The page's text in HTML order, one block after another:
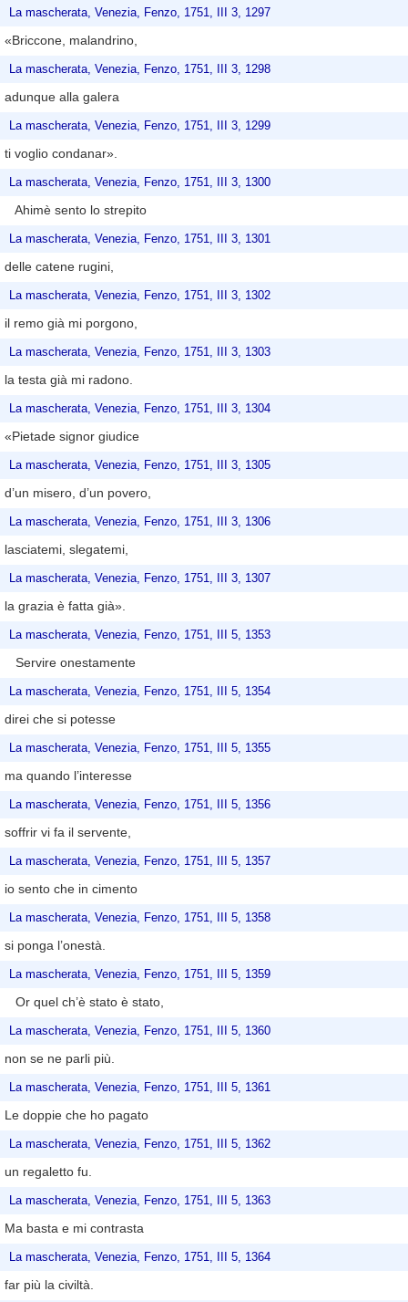
La mascherata, Venezia, Fenzo, 1751, III 3, 1297
«Briccone, malandrino,
La mascherata, Venezia, Fenzo, 1751, III 3, 1298
adunque alla galera
La mascherata, Venezia, Fenzo, 1751, III 3, 1299
ti voglio condanar».
La mascherata, Venezia, Fenzo, 1751, III 3, 1300
Ahimè sento lo strepito
La mascherata, Venezia, Fenzo, 1751, III 3, 1301
delle catene rugini,
La mascherata, Venezia, Fenzo, 1751, III 3, 1302
il remo già mi porgono,
La mascherata, Venezia, Fenzo, 1751, III 3, 1303
la testa già mi radono.
La mascherata, Venezia, Fenzo, 1751, III 3, 1304
«Pietade signor giudice
La mascherata, Venezia, Fenzo, 1751, III 3, 1305
d’un misero, d’un povero,
La mascherata, Venezia, Fenzo, 1751, III 3, 1306
lasciatemi, slegatemi,
La mascherata, Venezia, Fenzo, 1751, III 3, 1307
la grazia è fatta già».
La mascherata, Venezia, Fenzo, 1751, III 5, 1353
Servire onestamente
La mascherata, Venezia, Fenzo, 1751, III 5, 1354
direi che si potesse
La mascherata, Venezia, Fenzo, 1751, III 5, 1355
ma quando l’interesse
La mascherata, Venezia, Fenzo, 1751, III 5, 1356
soffrir vi fa il servente,
La mascherata, Venezia, Fenzo, 1751, III 5, 1357
io sento che in cimento
La mascherata, Venezia, Fenzo, 1751, III 5, 1358
si ponga l’onestà.
La mascherata, Venezia, Fenzo, 1751, III 5, 1359
Or quel ch’è stato è stato,
La mascherata, Venezia, Fenzo, 1751, III 5, 1360
non se ne parli più.
La mascherata, Venezia, Fenzo, 1751, III 5, 1361
Le doppie che ho pagato
La mascherata, Venezia, Fenzo, 1751, III 5, 1362
un regaletto fu.
La mascherata, Venezia, Fenzo, 1751, III 5, 1363
Ma basta e mi contrasta
La mascherata, Venezia, Fenzo, 1751, III 5, 1364
far più la civiltà.